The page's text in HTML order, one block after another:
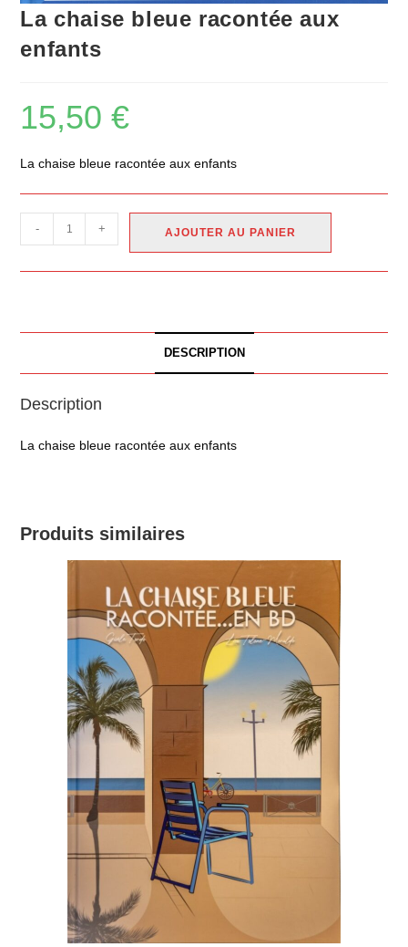
La chaise bleue racontée aux
enfants
15,50€
La chaise bleue racontée aux enfants
- + AJOUTER AU PANIER
DESCRIPTION
Description
La chaise bleue racontée aux enfants
Produits similaires